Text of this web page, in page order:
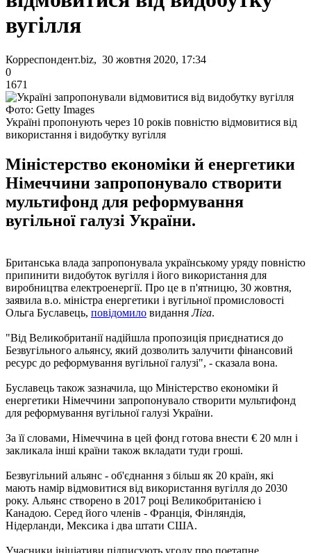
вугілля
Корреспондент.biz, 30 жовтня 2020, 17:34
0
1671
Фото: Getty Images
Україні пропонують через 10 років повністю відмовитися від
використання і видобутку вугілля
Міністерство економіки й енергетики
Німеччини запропонувало створити
мультифонд для реформування
вугільної галузі України.
Британська влада запропонувала українському уряду повністю
припинити видобуток вугілля і його використання для
виробництва електроенергії. Про це в п'ятницю, 30 жовтня,
заявила в.о. міністра енергетики і вугільної промисловості
Ольга Буславець, повідомило виданняЛіга.
"Від Великобританії надійшла пропозиція приєднатися до
Безвугільного альянсу, який дозволить залучити фінансовий
ресурс до реформування вугільної галузі", - сказала вона.
Буславець також зазначила, що Міністерство економіки й
енергетики Німеччини запропонувало створити мультифонд
для реформування вугільної галузі України.
За її словами, Німеччина в цей фонд готова внести € 20 млн і
закликала інші країни також вкладати туди гроші.
Безвугільний альянс - об'єднання з більш як 20 країн, які
мають намір відмовитися від використання вугілля до 2030
року. Альянс створено в 2017 році Великобританією і
Канадою. Серед його членів - Франція, Фінляндія,
Нідерланди, Мексика і два штати США.
Учасники ініціативи підписують угоду про поетапне